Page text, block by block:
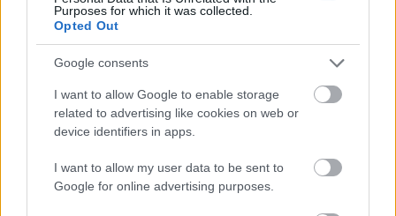
Purposes for which it was collected.
Opted Out
Google consents
I want to allow Google to enable storage
related to advertising like cookies on web or
device identifiers in apps.
I want to allow my user data to be sent to
Google for online advertising purposes.
Απολαύστε τις χωριάτικες πίτες (πίτα με λουβουδιά,
τσουκνιδόπιτα, πρασομανιταρόπιτα, πιπερόπιτα κ.ά.)
που μόλις ξεφουρνίστηκαν, τα τηγανομηλοπιτάκια, τις
χειροποίητες μαρμελάδες, τα φρέσκα αυγά, το
στραγγιστό γιαούρτι με φρούτα εποχής, την
τραχανόσουπα με φρέσκο βούτυρο και ντόπια φέτα και